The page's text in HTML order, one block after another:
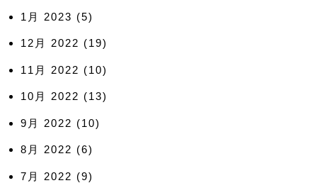
1月 2023 (5)
12月 2022 (19)
11月 2022 (10)
10月 2022 (13)
9月 2022 (10)
8月 2022 (6)
7月 2022 (9)